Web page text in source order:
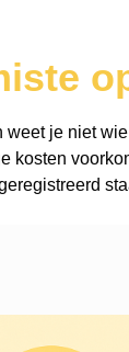
je niet
kosten